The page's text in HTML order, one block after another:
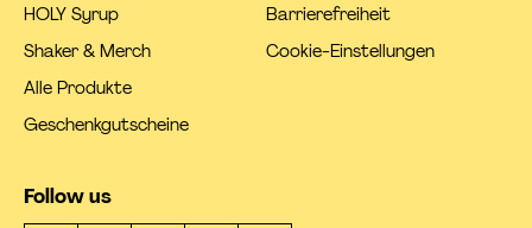
HOLY Syrup
Shaker & Merch
Alle Produkte
Geschenkgutscheine
Barrierefreiheit
Cookie-Einstellungen
Follow us